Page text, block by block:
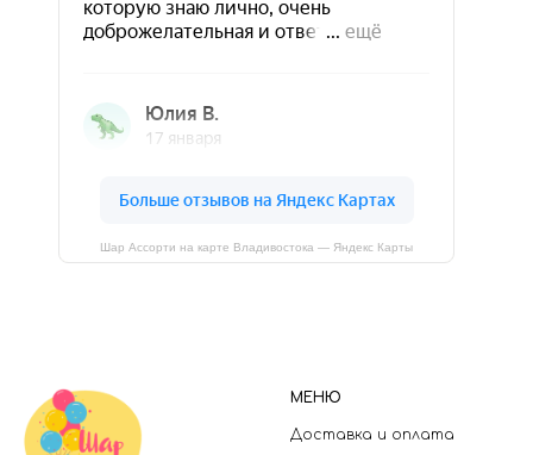
Шар Ассорти на карте Владивостока — Яндекс Карты
МЕНЮ
Доставка и оплата